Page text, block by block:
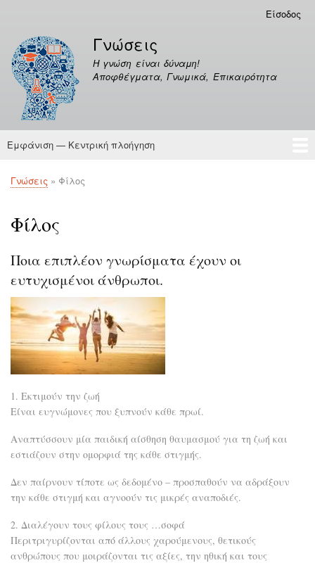
περιεχόμενο
λογαριασμού
χρήστη
Είσοδος
Γνώσεις
Η γνώση είναι δύναμη!
Αποφθέγματα, Γνωμικά, Επικαιρότητα
Κεντρική
Εμφάνιση — Κεντρική πλοήγηση
Γνώσεις
Αποφθέγματα
Breadcrumb
Γνώσεις Φίλος
Φίλος
Ποια επιπλέον γνωρίσματα έχουν οι
ευτυχισμένοι άνθρωποι.
1. Εκτιμούν την ζωή
Είναι ευγνώμονες που ξυπνούν κάθε πρωί.
Αναπτύσσουν μία παιδική αίσθηση θαυμασμού για τη ζωή και
εστιάζουν στην ομορφιά της κάθε στιγμής.
Δεν παίρνουν τίποτε ως δεδομένο – προσπαθούν να αδράξουν
την κάθε στιγμή και αγνοούν τις μικρές αναποδιές.
2. Διαλέγουν τους φίλους τους …σοφά
Περιτριγυρίζονται από άλλους χαρούμενους, θετικούς
ανθρώπους που μοιράζονται τις αξίες, την ηθική και τους